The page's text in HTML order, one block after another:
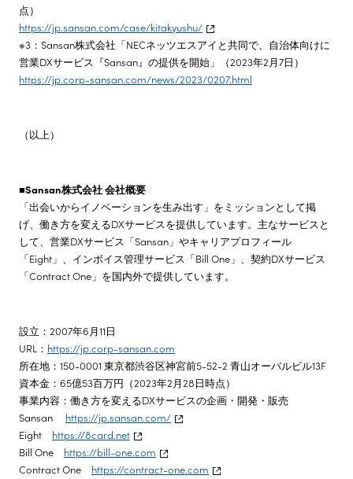
点）
https://jp.sansan.com/case/kitakyushu/
※3：Sansan株式会社「NECネッツエスアイと共同で、自治体向けに
営業DXサービス『Sansan』の提供を開始」（2023年2月7日）
https://jp.corp-sansan.com/news/2023/0207.html
（以上）
■Sansan株式会社 会社概要
「出会いからイノベーションを生み出す」をミッションとして掲
げ、働き方を変えるDXサービスを提供しています。主なサービスと
して、営業DXサービス「Sansan」やキャリアプロフィール
「Eight」、インボイス管理サービス「Bill One」、契約DXサービス
「Contract One」を国内外で提供しています。
設立：2007年6月11日
URL： https://jp.corp-sansan.com
所在地：150-0001 東京都渋谷区神宮前5-52-2 青山オーバルビル13F
資本金：65億53百万円（2023年2月28日時点）
事業内容：働き方を変えるDXサービスの企画・開発・販売
Sansan https://jp.sansan.com/
Eight https://8card.net
Bill One https://bill-one.com
Contract One https://contract-one.com